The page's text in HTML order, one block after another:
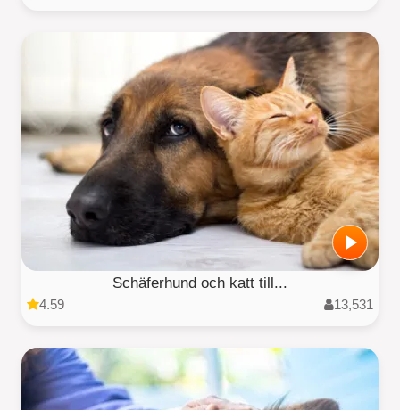
Schäferhund och katt till...
4.59 13,531